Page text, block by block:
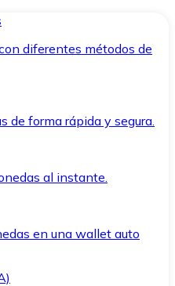
diferentes métodos de
de forma rápida y segura.
al instante.
en una wallet auto